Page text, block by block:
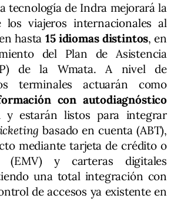
tecnología de Indra mejorará la
los viajeros internacionales al
hasta 15 idiomas distintos, en
del Plan de Asistencia
de la Wmata. A nivel de
terminales actuarán como
con autodiagnóstico
y estarán listos para integrar
basado en cuenta (ABT),
mediante tarjeta de crédito o
(EMV) y carteras digitales
una total integración con
de accesos ya existente en